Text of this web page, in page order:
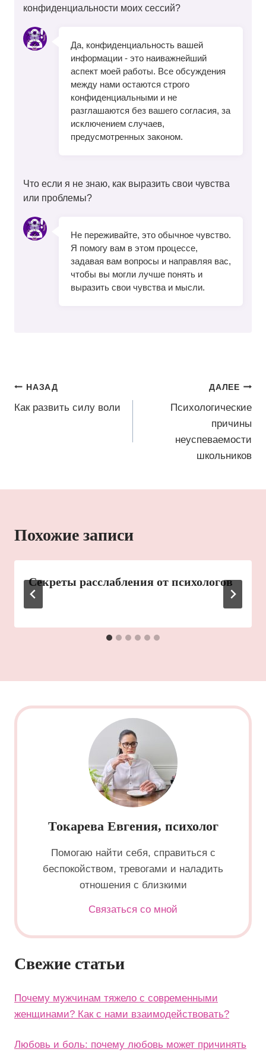
конфиденциальности моих сессий?
Да, конфиденциальность вашей
информации - это наиважнейший
аспект моей работы. Все обсуждения
между нами остаются строго
конфиденциальными и не
разглашаются без вашего согласия, за
исключением случаев,
предусмотренных законом.
Что если я не знаю, как выразить свои чувства
или проблемы?
Не переживайте, это обычное чувство.
Я помогу вам в этом процессе,
задавая вам вопросы и направляя вас,
чтобы вы могли лучше понять и
выразить свои чувства и мысли.
Навигация
по
НАЗАД
Как развить силу воли
ДАЛЕЕ
Психологические
причины
неуспеваемости
школьников
Похожие записи
Секреты расслабления от психологов
Токарева Евгения, психолог
Помогаю найти себя, справиться с
беспокойством, тревогами и наладить
отношения с близкими
Связаться со мной
Свежие статьи
Почему мужчинам тяжело с современными
женщинами? Как с нами взаимодействовать?
Любовь и боль: почему любовь может причинять